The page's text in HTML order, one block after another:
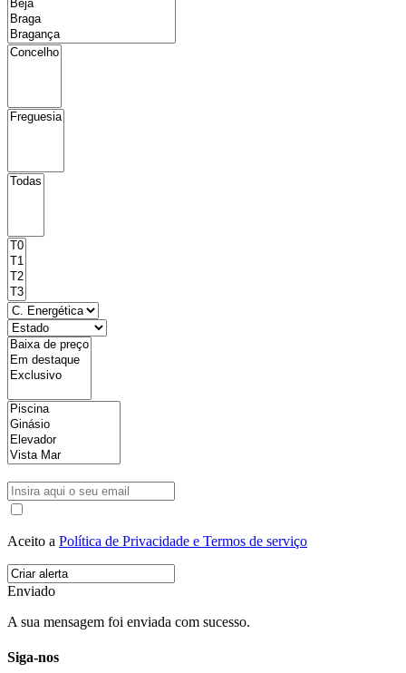
Aceito a Política de Privacidade e Termos de serviço
Enviado
A sua mensagem foi enviada com sucesso.
Siga-nos